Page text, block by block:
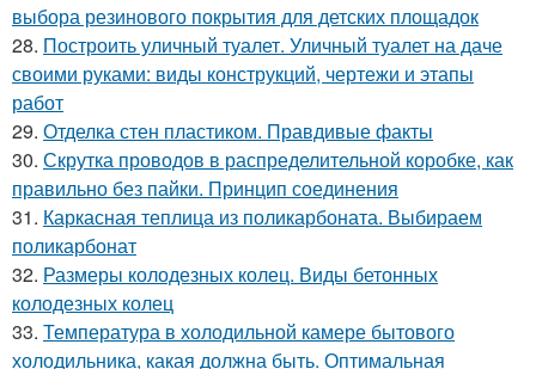
выбора резинового покрытия для детских площадок
28. Построить уличный туалет. Уличный туалет на даче
своими руками: виды конструкций, чертежи и этапы
работ
29. Отделка стен пластиком. Правдивые факты
30. Скрутка проводов в распределительной коробке, как
правильно без пайки. Принцип соединения
31. Каркасная теплица из поликарбоната. Выбираем
поликарбонат
32. Размеры колодезных колец. Виды бетонных
колодезных колец
33. Температура в холодильной камере бытового
холодильника, какая должна быть. Оптимальная